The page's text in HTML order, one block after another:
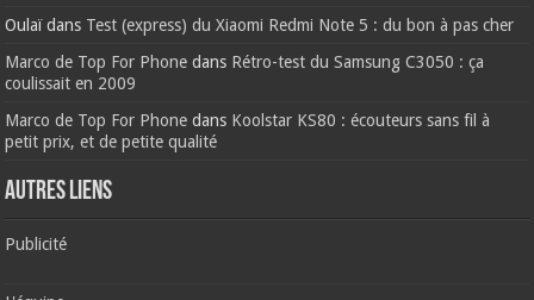
Oulaïdans Test (express) du Xiaomi Redmi Note 5 : du bon à pas cher
Marco de Top For Phone dans Rétro-test du Samsung C3050 : ça
coulissait en 2009
Marco de Top For Phone dans Koolstar KS80 : écouteurs sans fil à
petit prix, et de petite qualité
AUTRES LIENS
Publicité